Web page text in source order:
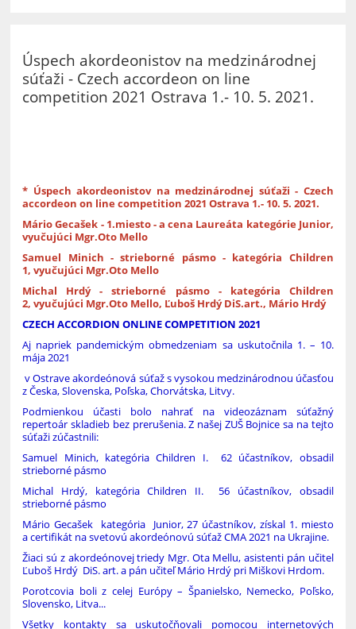
Úspech akordeonistov na medzinárodnej
súťaži - Czech accordeon on line
competition 2021 Ostrava 1.- 10. 5. 2021.
* Úspech akordeonistov na medzinárodnej súťaži - Czech
accordeon on line competition 2021 Ostrava 1.- 10. 5. 2021.
Mário Gecašek - 1.miesto - a cena Laureáta kategórie Junior,
vyučujúci Mgr.Oto Mello
Samuel Minich - strieborné pásmo - kategória Children
1, vyučujúci Mgr.Oto Mello
Michal Hrdý - strieborné pásmo - kategória Children
2, vyučujúci Mgr.Oto Mello, Ľuboš Hrdý DiS.art., Mário Hrdý
CZECH ACCORDION ONLINE COMPETITION 2021
Aj napriek pandemickým obmedzeniam sa uskutočnila 1. – 10.
mája 2021
v Ostrave akordeónová súťaž s vysokou medzinárodnou účasťou
z Česka, Slovenska, Poľska, Chorvátska, Litvy.
Podmienkou účasti bolo nahrať na videozáznam súťažný
repertoár skladieb bez prerušenia. Z našej ZUŠ Bojnice sa na tejto
súťaži zúčastnili:
Samuel Minich, kategória Children I. 62 účastníkov, obsadil
strieborné pásmo
Michal Hrdý, kategória Children II. 56 účastníkov, obsadil
strieborné pásmo
Mário Gecašek kategória Junior, 27 účastníkov, získal 1. miesto
a certifikát na svetovú akordeónovú súťaž CMA 2021 na Ukrajine.
Žiaci sú z akordeónovej triedy Mgr. Ota Mellu, asistenti pán učiteľ
Ľuboš Hrdý DiS. art. a pán učiteľ Mário Hrdý pri Miškovi Hrdom.
Porotcovia boli z celej Európy – Španielsko, Nemecko, Poľsko,
Slovensko, Litva...
Všetky kontakty sa uskutočňovali pomocou internetových